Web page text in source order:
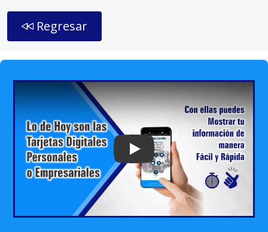
Regresar
Play: Keynote (Google I/O '18)